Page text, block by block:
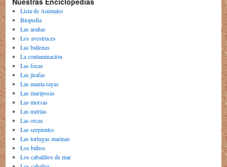
Lista de Animales
Biopedia
Las arañas
Los avestruces
Las ballenas
La contaminación
Las focas
Las jirafas
Las manta rayas
Las mariposas
Las morsas
Las nutrias
Las orcas
Las serpientes
Las tortugas marinas
Los búhos
Los caballitos de mar